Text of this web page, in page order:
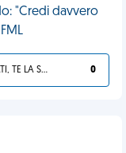
"Credi davvero
SVEGLIATI, TE LA SEI CERCATA! 0